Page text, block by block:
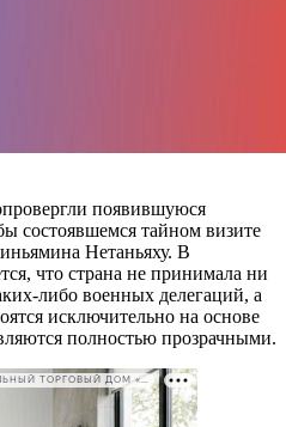
появившуюся
состоявшемся тайном визите
Нетаньяху. В
что страна не принимала ни
либо военных делегаций, а
исключительно на основе
полностью прозрачными.
РЕКЛАМА • ООО СТРОИТЕЛЬНЫЙ ТОРГОВЫЙ ДОМ «ПЕТРОВИЧ». ИНН: 7802348846